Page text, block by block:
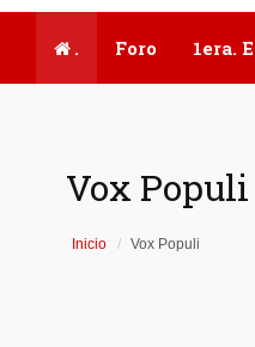
. Foro 1era.
Vox Populi
Inicio Vox Populi